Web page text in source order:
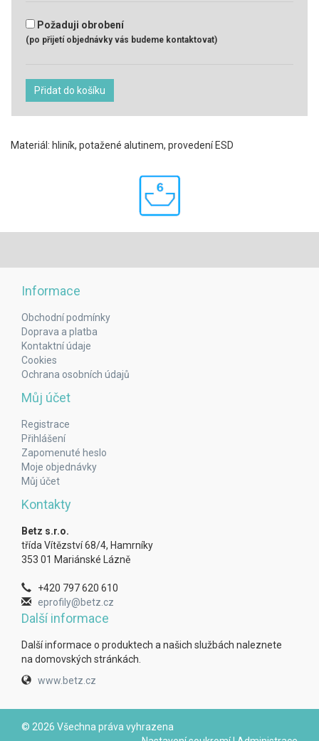
Požaduji obrobení
(po přijetí objednávky vás budeme kontaktovat)
Přidat do košíku
Materiál: hliník, potažené alutinem, provedení ESD
Informace
Obchodní podmínky
Doprava a platba
Kontaktní údaje
Cookies
Ochrana osobních údajů
Můj účet
Registrace
Přihlášení
Zapomenuté heslo
Moje objednávky
Můj účet
Kontakty
Betz s.r.o.
třída Vítězství 68/4, Hamrníky
353 01 Mariánské Lázně
+420 797 620 610
eprofily@betz.cz
Další informace
Další informace o produktech a našich službách naleznete
na domovských stránkách.
www.betz.cz
© 2026 Všechna práva vyhrazena